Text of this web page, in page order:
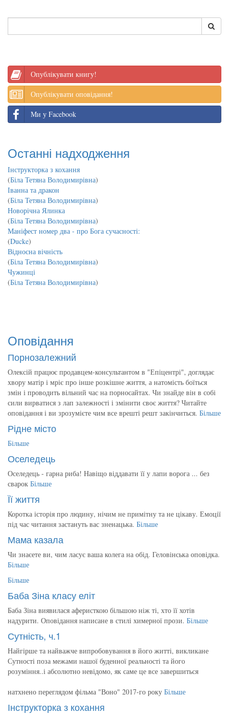
Опублікувати книгу!
Опублікувати оповідання!
Ми у Facebook
Останні надходження
Інструкторка з кохання
(Біла Тетяна Володимирівна)
Іванна та дракон
(Біла Тетяна Володимирівна)
Новорічна Ялинка
(Біла Тетяна Володимирівна)
Маніфест номер два - про Бога сучасності:
(Ducke)
Відносна вічність
(Біла Тетяна Володимирівна)
Чужинці
(Біла Тетяна Володимирівна)
Оповідання
Порнозалежний
Олексій працює продавцем-консультантом в "Епіцентрі", доглядає
хвору матір і мріє про інше розкішне життя, а натомість боїться
змін і проводить вільний час на порносайтах. Чи знайде він в собі
сили вирватися з лап залежності і змінити своє життя? Читайте
оповідання і ви зрозумієте чим все врешті решт закінчиться. Більше
Рідне місто
Більше
Оселедець
Оселедець - гарна риба! Навіщо віддавати її у лапи ворога ... без
сварок Більше
Її життя
Коротка історія про людину, нічим не примітну та не цікаву. Емоції
під час читання застануть вас зненацька. Більше
Мама казала
Чи знаєете ви, чим ласує ваша колега на обід. Геловінська оповідка.
Більше
Більше
Баба Зіна класу еліт
Баба Зіна виявилася аферисткою більшою ніж ті, хто її хотів
надурити. Оповідання написане в стилі химерної прози. Більше
Сутність, ч.1
Найгірше та найважче випробовування в його житті, викликане
Сутності поза межами нашої буденної реальності та його
розуміння..і абсолютно невідомо, як саме це все завершиться
натхнено переглядом фільма "Воно" 2017-го року Більше
Інструкторка з кохання